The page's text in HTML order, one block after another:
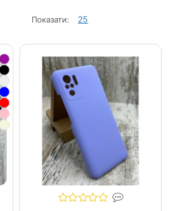
Показати: 25